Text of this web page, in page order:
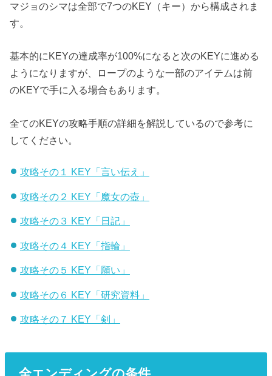
マジョのシマは全部で7つのKEY（キー）から構成されま
す。
基本的にKEYの達成率が100%になると次のKEYに進める
ようになりますが、ロープのような一部のアイテムは前
のKEYで手に入る場合もあります。
全てのKEYの攻略手順の詳細を解説しているので参考に
してください。
攻略その１ KEY「言い伝え」
攻略その２ KEY「魔女の壺」
攻略その３ KEY「日記」
攻略その４ KEY「指輪」
攻略その５ KEY「願い」
攻略その６ KEY「研究資料」
攻略その７ KEY「剣」
全エンディングの条件